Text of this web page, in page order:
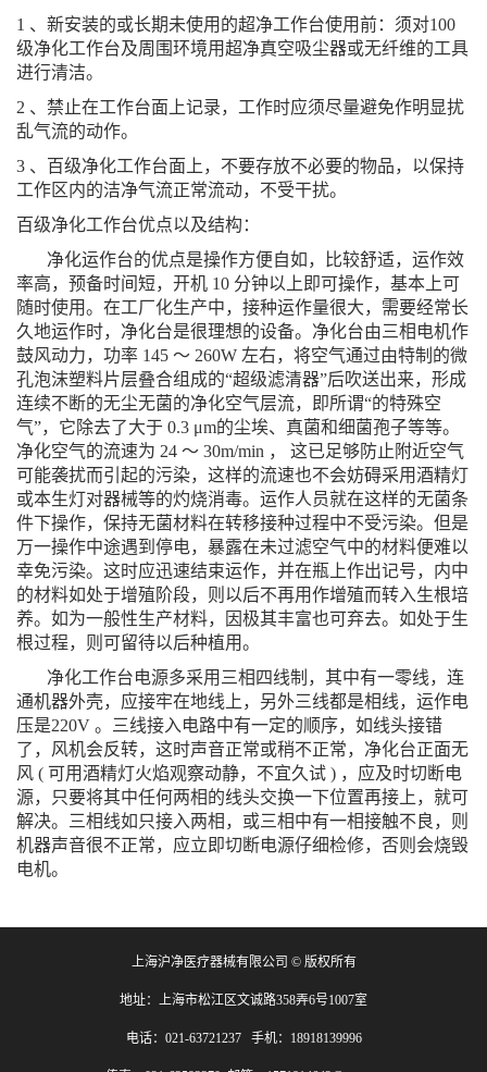
1 、新安装的或长期未使用的超净工作台使用前：须对100
级净化工作台及周围环境用超净真空吸尘器或无纤维的工具
进行清洁。
2 、禁止在工作台面上记录，工作时应须尽量避免作明显扰
乱气流的动作。
3 、百级净化工作台面上，不要存放不必要的物品，以保持
工作区内的洁净气流正常流动，不受干扰。
百级净化工作台优点以及结构：
净化运作台的优点是操作方便自如，比较舒适，运作效
率高，预备时间短，开机 10 分钟以上即可操作，基本上可
随时使用。在工厂化生产中，接种运作量很大，需要经常长
久地运作时，净化台是很理想的设备。净化台由三相电机作
鼓风动力，功率 145 ～ 260W 左右，将空气通过由特制的微
孔泡沫塑料片层叠合组成的“超级滤清器”后吹送出来，形成
连续不断的无尘无菌的净化空气层流，即所谓“的特殊空
气”，它除去了大于 0.3 μm的尘埃、真菌和细菌孢子等等。
净化空气的流速为 24 ～ 30m/min ， 这已足够防止附近空气
可能袭扰而引起的污染，这样的流速也不会妨碍采用酒精灯
或本生灯对器械等的灼烧消毒。运作人员就在这样的无菌条
件下操作，保持无菌材料在转移接种过程中不受污染。但是
万一操作中途遇到停电，暴露在未过滤空气中的材料便难以
幸免污染。这时应迅速结束运作，并在瓶上作出记号，内中
的材料如处于增殖阶段，则以后不再用作增殖而转入生根培
养。如为一般性生产材料，因极其丰富也可弃去。如处于生
根过程，则可留待以后种植用。
净化工作台电源多采用三相四线制，其中有一零线，连
通机器外壳，应接牢在地线上，另外三线都是相线，运作电
压是220V 。三线接入电路中有一定的顺序，如线头接错
了，风机会反转，这时声音正常或稍不正常，净化台正面无
风 ( 可用酒精灯火焰观察动静，不宜久试 ) ，应及时切断电
源，只要将其中任何两相的线头交换一下位置再接上，就可
解决。三相线如只接入两相，或三相中有一相接触不良，则
机器声音很不正常，应立即切断电源仔细检修，否则会烧毁
电机。
上海沪净医疗器械有限公司 © 版权所有
地址：上海市松江区文诚路358弄6号1007室
电话：021-63721237 手机：18918139996